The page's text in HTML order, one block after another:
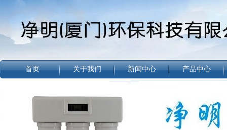
首页 关于我们 新闻中心 产品中心